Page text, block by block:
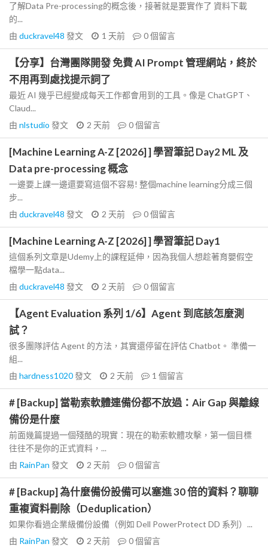
了解Data Pre-processing的概念後，接著就是要實作了 資料下載
的...
由 duckravel48 發文 1 天前 0個留言
【分享】台灣團隊開發 免費 AI Prompt 管理網站，終於
不用再到處找提示詞了
最近 AI 幾乎已經變成每天工作都會用到的工具。像是 ChatGPT、
Claud...
由 nlstudio 發文 2 天前 0個留言
[Machine Learning A-Z [2026] ] 學習筆記 Day2 ML 及
Data pre-processing 概念
一邊要上課一邊還要寫這個不容易! 整個machine learning分成三個
步...
由 duckravel48 發文 2 天前 0個留言
[Machine Learning A-Z [2026] ] 學習筆記 Day1
這個系列文章是Udemy上的課程延伸，因為我個人想趁著育嬰假空
檔學一點data...
由 duckravel48 發文 2 天前 0個留言
【Agent Evaluation 系列 1/6】Agent 到底該怎麼測
試？
很多團隊評估 Agent 的方法，其實還停留在評估 Chatbot。 準備一
組...
由 hardness1020發文 2 天前 1 個留言
# [Backup] 當勒索軟體連備份都不放過：Air Gap 與離線
備份是什麼
前面幾篇提過一個殘酷的現實：現在的勒索軟體攻擊，第一個目標
往往不是你的正式資料，...
由 RainPan 發文 2 天前 0個留言
# [Backup] 為什麼備份設備可以塞進 30 倍的資料？聊聊
重複資料刪除（Deduplication）
如果你看過企業級備份設備（例如 Dell PowerProtect DD 系列）...
由 RainPan 發文 2 天前 0個留言